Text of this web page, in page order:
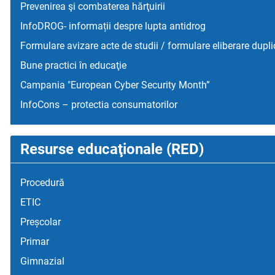
Prevenirea şi combaterea hărţuirii
InfoDROG- informații despre lupta antidrog
Formulare avizare acte de studii / formulare eliberare
Bune practici în educaţie
Campania "European Cyber Security Month”
InfoCons – protectia consumatorilor
Resurse educaţionale (RED)
Procedură
ETIC
Preșcolar
Primar
Gimnazial